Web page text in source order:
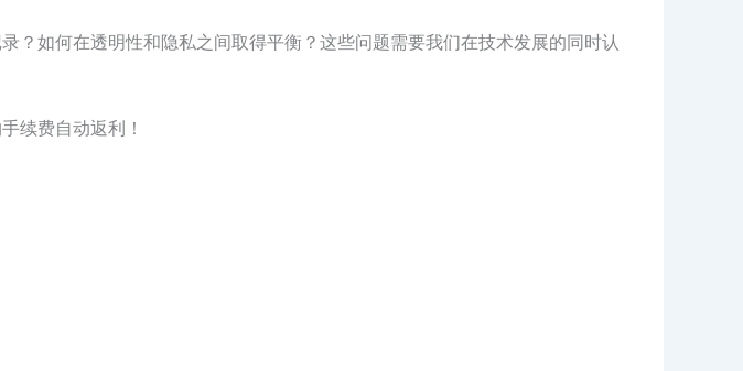
？如何在透明性和隐私之间取得平衡？这些问题需要我们在技术发展的同时认
续费自动返利！